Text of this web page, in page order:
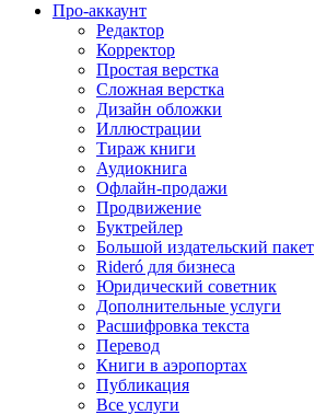
Про-аккаунт
Редактор
Корректор
Простая верстка
Сложная верстка
Дизайн обложки
Иллюстрации
Тираж книги
Аудиокнига
Офлайн-продажи
Продвижение
Буктрейлер
Большой издательский пакет
Rideró для бизнеса
Юридический советник
Дополнительные услуги
Расшифровка текста
Перевод
Книги в аэропортах
Публикация
Все услуги